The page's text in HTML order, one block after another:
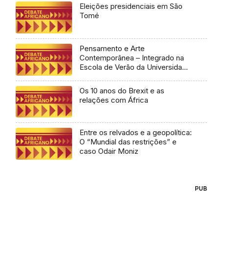
Eleições presidenciais em São
Tomé
Pensamento e Arte
Contemporânea – Integrado na
Escola de Verão da Universidade
Os 10 anos do Brexit e as
relações com África
Entre os relvados e a geopolítica:
O “Mundial das restrições” e
caso Odair Moniz
PUB